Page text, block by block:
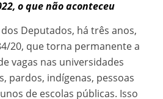
o que não aconteceu
Deputados, há três anos,
20, que torna permanente a
vagas nas universidades
pardos, indígenas, pessoas
de escolas públicas. Isso